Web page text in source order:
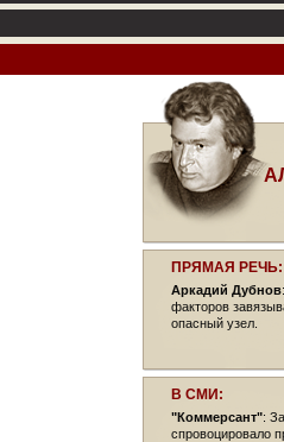
ПРЯМАЯ РЕЧЬ:
Аркадий Дубнов
факторов
опасный узел.
В СМИ:
"Коммерсант":
спровоцировало